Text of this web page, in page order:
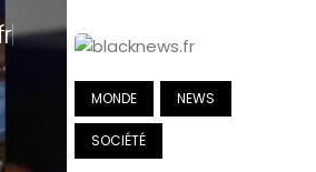
MONDE NEWS
SOCIÉTÉ